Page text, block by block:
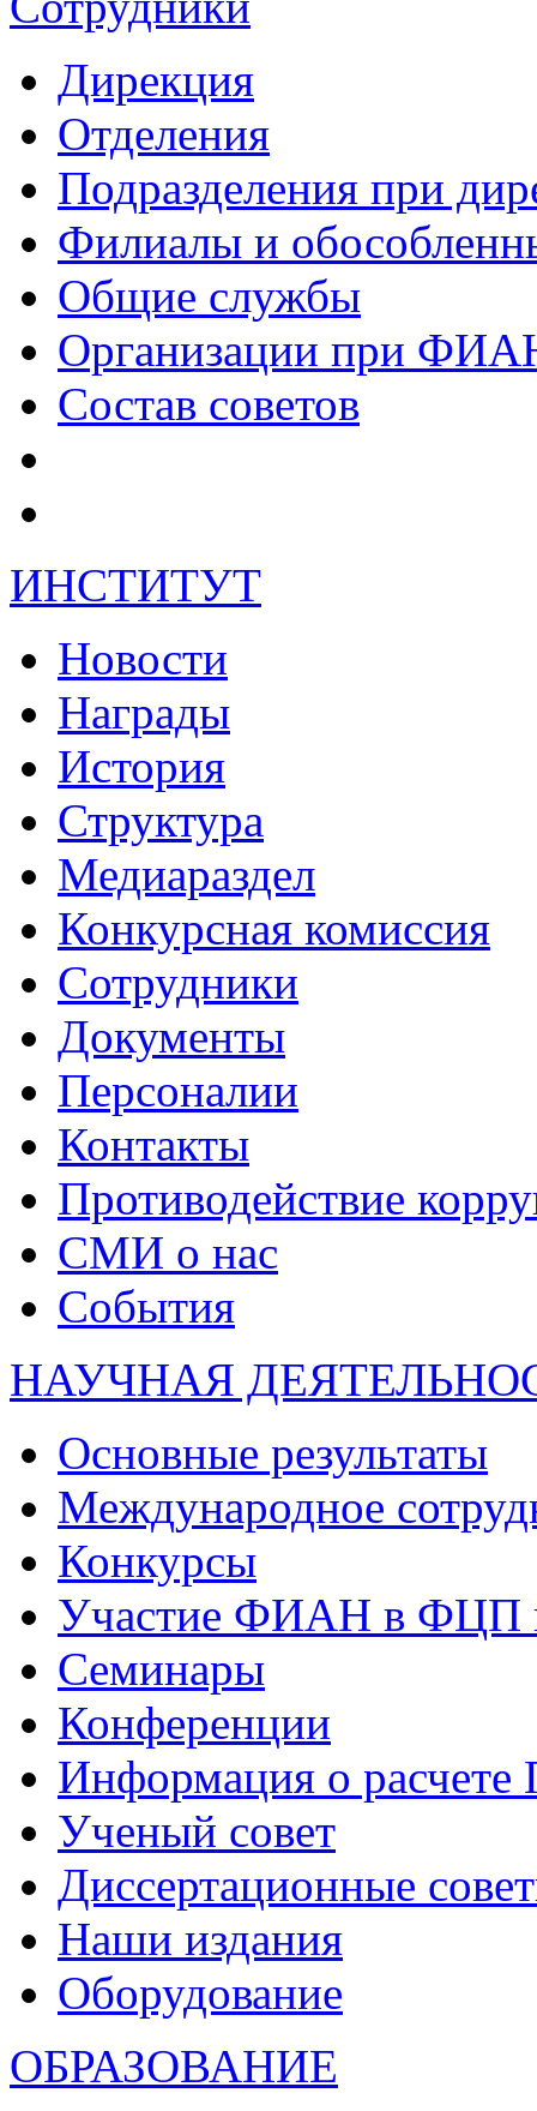
Дирекция
Отделения
Подразделения при
Филиалы и
Общие службы
Организации при
Состав советов
ИНСТИТУТ
Новости
Награды
История
Структура
Медиараздел
Конкурсная комиссия
Сотрудники
Документы
Персоналии
Контакты
Противодействие
СМИ о нас
События
НАУЧНАЯ
Основные результаты
Международное
Конкурсы
Участие ФИАН в ФЦП
Семинары
Конференции
Информация о
Ученый совет
Диссертационные
Наши издания
Оборудование
ОБРАЗОВАНИЕ